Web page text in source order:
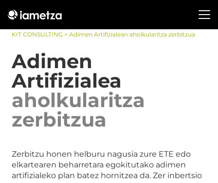
KIT CONSULTING > Adimen Artifizialean aholkularitza zerbitzua
Adimen
Artifizialea
aholkularitza
zerbitzua
Zerbitzu honen helburu nagusia zure ETE edo
elkartearen beharretara egokitutako adimen
artifizialeko plan batez hornitzea da. Zer inbertsio